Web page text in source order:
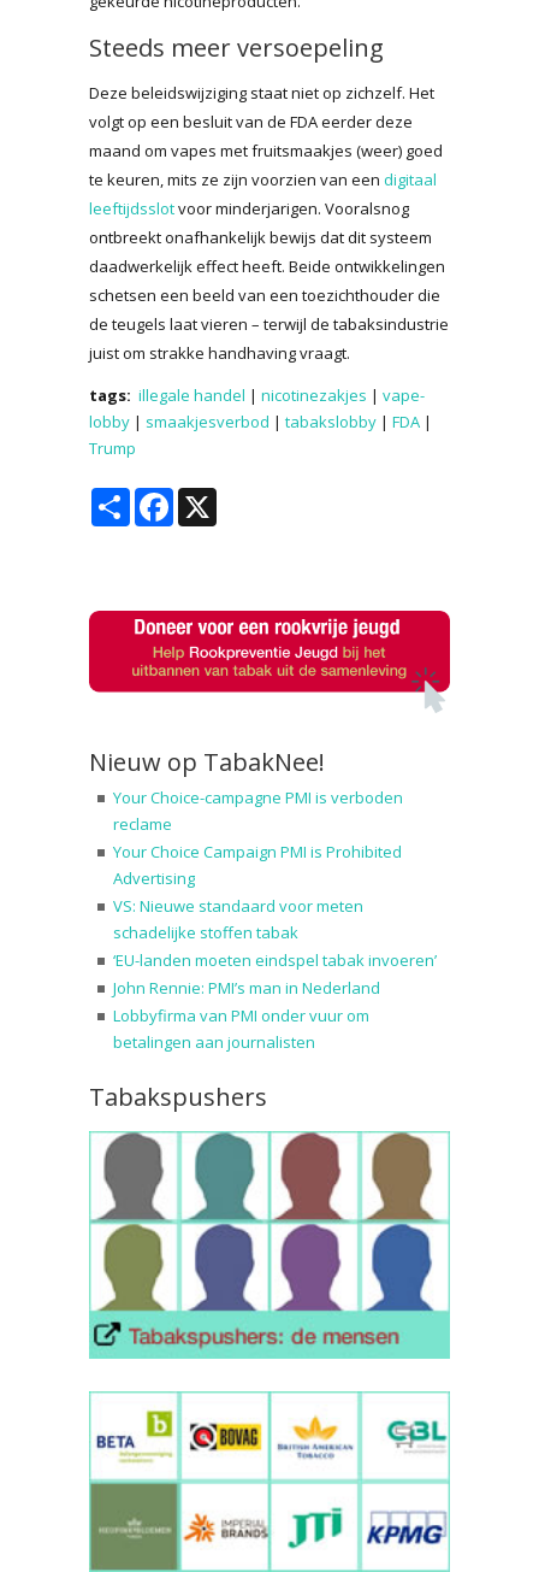
Steeds meer versoepeling
Deze beleidswijziging staat niet op zichzelf. Het
volgt op een besluit van de FDA eerder deze
maand om vapes met fruitsmaakjes (weer) goed
te keuren, mits ze zijn voorzien van een digitaal
leeftijdsslotvoor minderjarigen. Vooralsnog
ontbreekt onafhankelijk bewijs dat dit systeem
daadwerkelijk effect heeft. Beide ontwikkelingen
schetsen een beeld van een toezichthouder die
de teugels laat vieren – terwijl de tabaksindustrie
juist om strakke handhaving vraagt.
tags: illegale handel | nicotinezakjes | vape-
lobby | smaakjesverbod | tabakslobby | FDA |
Trump
Share Facebook
Nieuw op TabakNee!
Your Choice-campagne PMI is verboden
reclame
Your Choice Campaign PMI is Prohibited
Advertising
VS: Nieuwe standaard voor meten
schadelijke stoffen tabak
‘EU-landen moeten eindspel tabak invoeren’
John Rennie: PMI’s man in Nederland
Lobbyfirma van PMI onder vuur om
betalingen aan journalisten
Tabakspushers